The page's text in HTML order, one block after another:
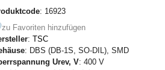
: 16923
zu Favoriten hinzufügen
: TSC
: DBS (DB-1S, SO-DIL), SMD
Urev, V: 400 V